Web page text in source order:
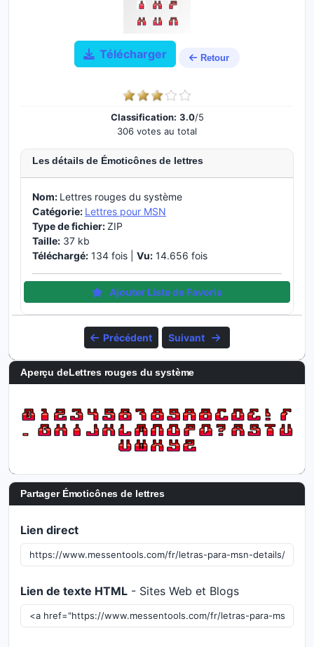
Télécharger Retour
Classification: 3.0/5
306 votes au total
Les détails de Émoticônes de lettres
Nom: Lettres rouges du système
Catégorie: Lettres pour MSN
Type de fichier:ZIP
Taille: 37 kb
Téléchargé: 134 fois | Vu: 14.656 fois
Ajouter Liste de Favoris
Précédent Suivant
Aperçu deLettres rouges du système
Partager Émoticônes de lettres
Lien direct
Lien de texte HTML - Sites Web et Blogs